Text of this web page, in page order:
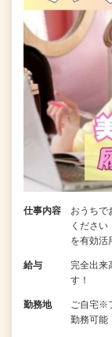
仕事内容
おうちで
くださ
を有効
給与
完全出来
す！
勤務地
ご自宅※
勤務可能